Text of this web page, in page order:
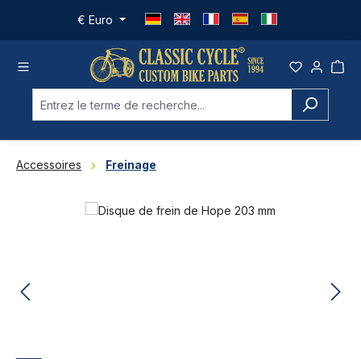
Passer au contenu principal
€ Euro
Accessoires Freinage
Ignorer la galerie d'images